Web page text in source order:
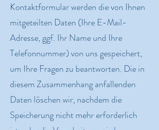
Kontaktformular werden die von Ihnen
mitgeteilten Daten (Ihre E-Mail-
Adresse, ggf. Ihr Name und Ihre
Telefonnummer) von uns gespeichert,
um Ihre Fragen zu beantworten. Die in
diesem Zusammenhang anfallenden
Daten löschen wir, nachdem die
Speicherung nicht mehr erforderlich